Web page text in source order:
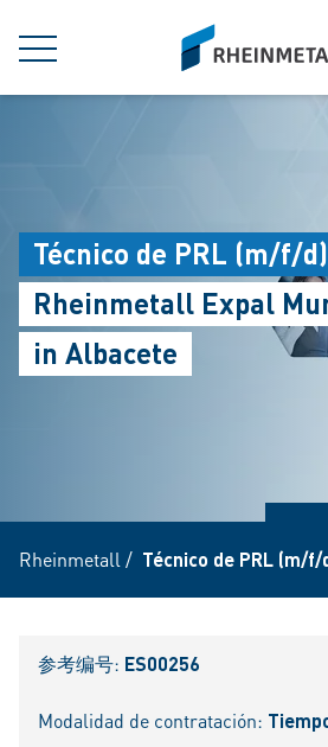
菜单
siteLogo
Técnico de PRL (m/f/d)
Rheinmetall Expal
in Albacete
Rheinmetall / Técnico de PRL (m/f/
参考编号: ES00256
Modalidad de contratación: